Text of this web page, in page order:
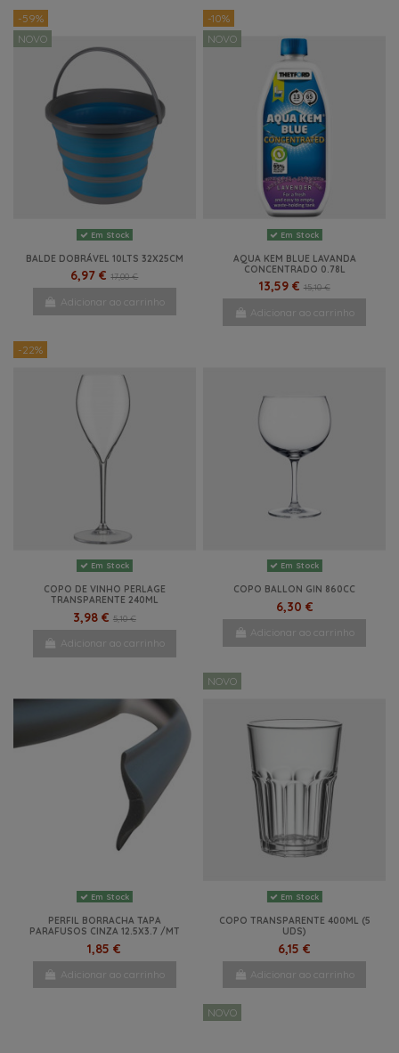
-59%
NOVO
Em Stock
BALDE DOBRÁVEL 10LTS 32X25CM
6,97 €17,00 €
Adicionar ao carrinho
-10%
NOVO
Em Stock
AQUA KEM BLUE LAVANDA
CONCENTRADO 0.78L
13,59 € 15,10 €
Adicionar ao carrinho
-22%
Em Stock
COPO DE VINHO PERLAGE
TRANSPARENTE 240ML
3,98 € 5,10 €
Adicionar ao carrinho
Em Stock
COPO BALLON GIN 860CC
6,30 €
Adicionar ao carrinho
Em Stock
PERFIL BORRACHA TAPA
PARAFUSOS CINZA 12.5X3.7 /MT
1,85 €
Adicionar ao carrinho
NOVO
Em Stock
COPO TRANSPARENTE 400ML (5
UDS)
6,15 €
Adicionar ao carrinho
NOVO